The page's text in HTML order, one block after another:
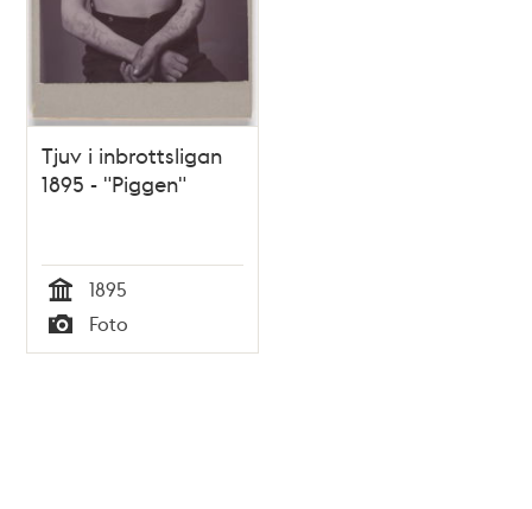
Tjuv i inbrottsligan
1895 - "Piggen"
Tid
1895
Typ
Foto